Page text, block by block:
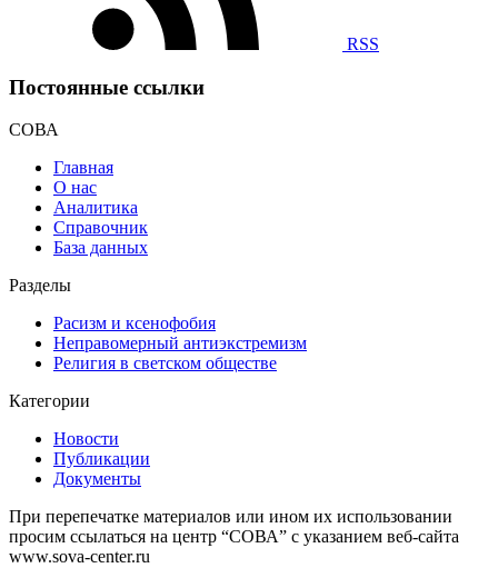
RSS
Постоянные ссылки
СОВА
Главная
О нас
Аналитика
Справочник
База данных
Разделы
Расизм и ксенофобия
Неправомерный антиэкстремизм
Религия в светском обществе
Категории
Новости
Публикации
Документы
При перепечатке материалов или ином их использовании
просим ссылаться на центр “СОВА” с указанием веб-сайта
www.sova-center.ru